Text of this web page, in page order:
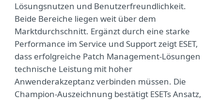
Lösungsnutzen und Benutzerfreundlichkeit.
Beide Bereiche liegen weit über dem
Marktdurchschnitt. Ergänzt durch eine starke
Performance im Service und Support zeigt ESET,
dass erfolgreiche Patch Management-Lösungen
technische Leistung mit hoher
Anwenderakzeptanz verbinden müssen. Die
Champion-Auszeichnung bestätigt ESETs Ansatz,